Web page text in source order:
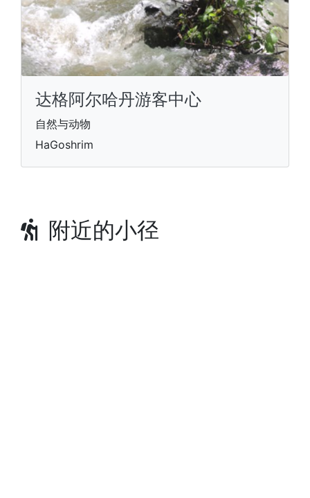
达格阿尔哈丹游客中心
自然与动物
HaGoshrim
附近的小径